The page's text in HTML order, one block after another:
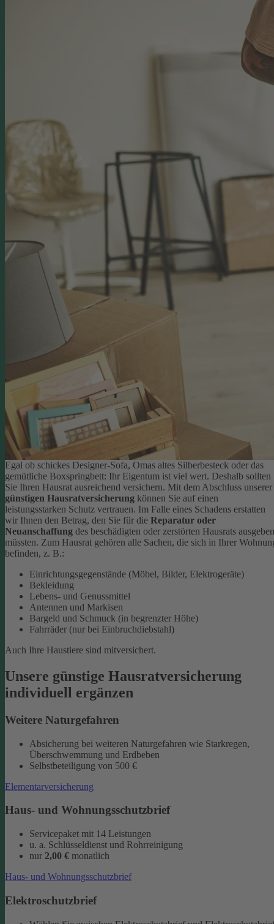
Egal ob schickes Designer-Sofa, Omas altes Silberbesteck oder das
gemütliche Boxspringbett: Ihr Eigentum ist viel wert. Deshalb sollten
Sie Ihren Hausrat ausreichend versichern. Mit dem Abschluss unserer
günstigen Hausratversicherung können Sie auf einen
leistungsstarken Schutz vertrauen. Im Falle eines Schadens erstatten
wir Ihnen den Betrag, den Sie für die Reparatur oder
Neuanschaffung des beschädigten oder zerstörten Hausrats ausgeben
müssten. Zum Hausrat gehören alle Sachen, die sich in Ihrer
befinden, z. B.:
Einrichtungsgegenstände (Möbel, Bilder, Elektrogeräte)
Bekleidung
Lebens- und Genussmittel
Antennen und Markisen
Bargeld und Schmuck (in begrenzter Höhe)
Fahrräder (nur bei Einbruchdiebstahl)
Auch Ihre Haustiere sind mitversichert.
Unsere günstige Hausratversicherung
individuell ergänzen
Weitere Naturgefahren
Absicherung bei weiteren Naturgefahren wie Starkregen,
Überschwemmung und Erdbeben
Selbstbeteiligung von 500 €
Elementarversicherung
Haus- und Wohnungsschutzbrief
Servicepaket mit 14 Leistungen
u. a. Schlüsseldienst und Rohrreinigung
nur 2,00 € monatlich
Haus- und Wohnungsschutzbrief
Elektroschutzbrief